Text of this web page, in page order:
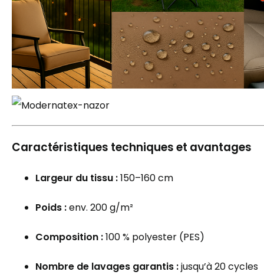
Caractéristiques techniques et avantages
Largeur du tissu :150–160 cm
Poids :env. 200 g/m²
Composition :100 % polyester (PES)
Nombre de lavages garantis :jusqu’à 20 cycles